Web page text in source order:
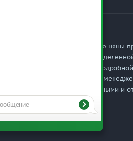
на то, что приведённые цены
публичной офертой,
Федерации. Для получения
и стоимости, связывайтесь с
снабжение строительными и
персональных данных